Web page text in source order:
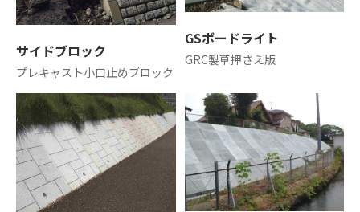
サイドブロック
プレキャスト小口止めブロック
GSボードライト
GRC製草押さえ版